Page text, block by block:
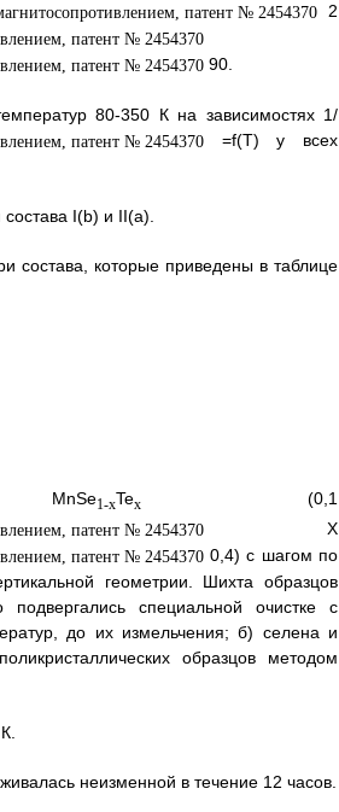
2
90.
80-350 К на зависимостях 1/
=f(T) у всех
I(b) и II(а).
состава, которые приведены в таблице
1-xTex
(0,1
Х
0,4) с шагом по
геометрии. Шихта образцов
подвергались специальной очистке с
до их измельчения; б) селена и
образцов методом
неизменной в течение 12 часов.